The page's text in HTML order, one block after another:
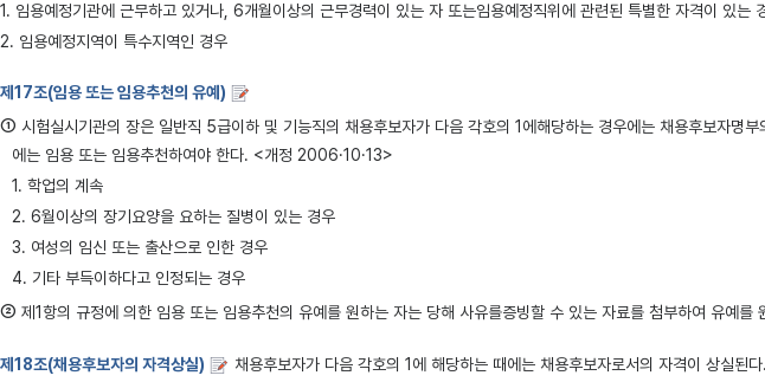
1. 임용예정기관에 근무하고 있거나, 6개월이상의 근무경력이 있는 자 또는임용예정직위에 관련된 특별한 자격이 있는
2. 임용예정지역이 특수지역인 경우
제17조(임용 또는 임용추천의 유예)
① 시험실시기관의 장은 일반직 5급이하 및 기능직의 채용후보자가 다음 각호의 1에해당하는 경우에는 채용후보자
에는 임용 또는 임용추천하여야 한다. <개정 2006·10·13>
1. 학업의 계속
2. 6월이상의 장기요양을 요하는 질병이 있는 경우
3. 여성의 임신 또는 출산으로 인한 경우
4. 기타 부득이하다고 인정되는 경우
② 제1항의 규정에 의한 임용 또는 임용추천의 유예를 원하는 자는 당해 사유를증빙할 수 있는 자료를 첨부하여 유예를
제18조(채용후보자의 자격상실)
채용후보자가 다음 각호의 1에 해당하는 때에는 채용후보자로서의 자격이 상실된다.